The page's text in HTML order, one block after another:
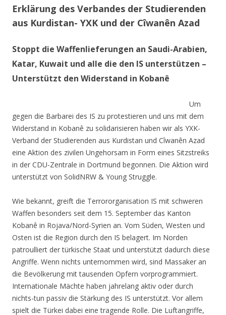
Erklärung des Verbandes der Studierenden
aus Kurdistan- YXK und der Cîwanên Azad
Stoppt die Waffenlieferungen an Saudi-Arabien,
Katar, Kuwait und alle die den IS unterstützen –
Unterstützt den Widerstand in Kobanê
Um
gegen die Barbarei des IS zu protestieren und uns mit dem
Widerstand in Kobanê zu solidarisieren haben wir als YXK-
Verband der Studierenden aus Kurdistan und Cîwanên Azad
eine Aktion des zivilen Ungehorsam in Form eines Sitzstreiks
in der CDU-Zentrale in Dortmund begonnen. Die Aktion wird
unterstützt von SolidNRW & Young Struggle.
Wie bekannt, greift die Terrororganisation IS mit schweren
Waffen besonders seit dem 15. September das Kanton
Kobanê in Rojava/Nord-Syrien an. Vom Süden, Westen und
Osten ist die Region durch den IS belagert. Im Norden
patroulliert der türkische Staat und unterstützt dadurch diese
Angriffe. Wenn nichts unternommen wird, sind Massaker an
die Bevölkerung mit tausenden Opfern vorprogrammiert.
Internationale Mächte haben jahrelang aktiv oder durch
nichts-tun passiv die Stärkung des IS unterstützt. Vor allem
spielt die Türkei dabei eine tragende Rolle. Die Luftangriffe,